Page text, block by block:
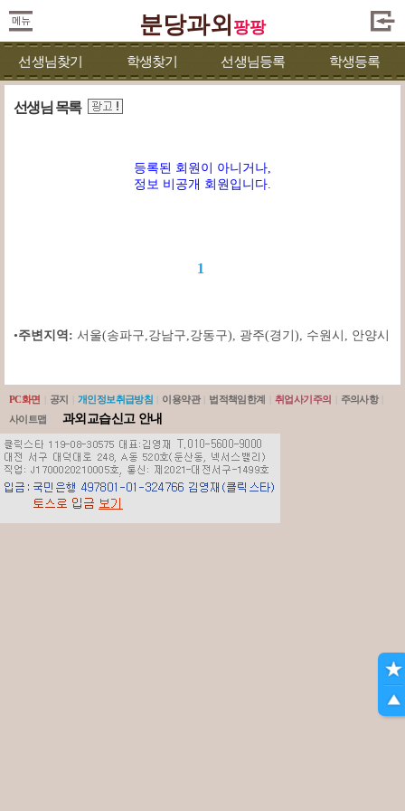
분당과외 팡팡
선생님찾기 학생찾기 선생님등록 학생등록
선생님 목록
등록된 회원이 아니거나,
정보 비공개 회원입니다.
1
•주변지역: 서울(송파구,강남구,강동구), 광주(경기), 수원시 , 안양시
PC화면 공지 개인정보취급방침 이용약관 법적책임한계 취업사기주의 주의사항
사이트맵
과외교습신고 안내